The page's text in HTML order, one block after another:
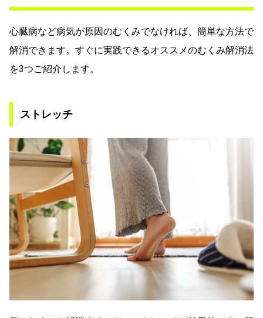
心臓病など病気が原因のむくみでなければ、簡単な方法で
解消できます。すぐに実践できるオススメのむくみ解消法
を3つご紹介します。
ストレッチ